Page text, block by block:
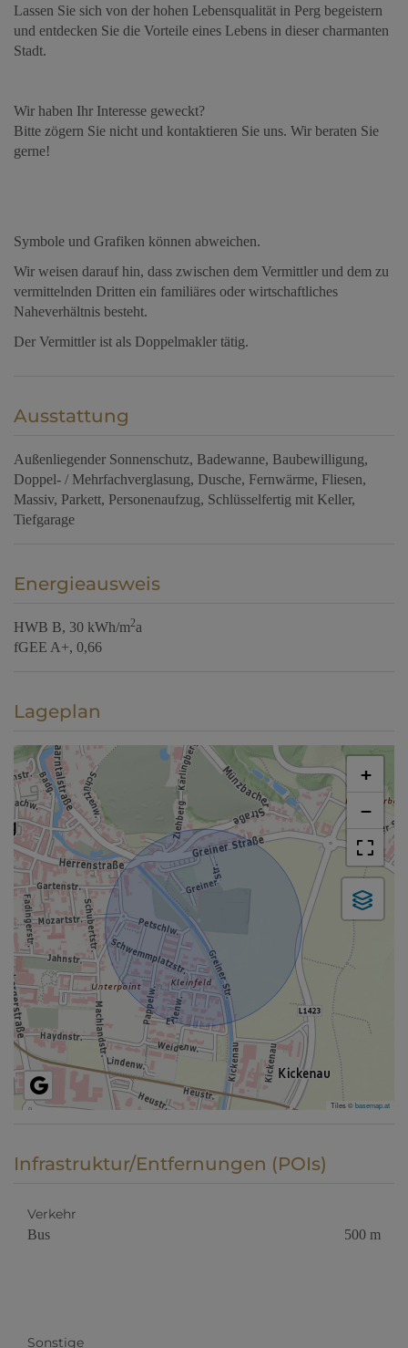
Lassen Sie sich von der hohen Lebensqualität in Perg begeistern
und entdecken Sie die Vorteile eines Lebens in dieser charmanten
Stadt.
Wir haben Ihr Interesse geweckt?
Bitte zögern Sie nicht und kontaktieren Sie uns. Wir beraten Sie
gerne!
Symbole und Grafiken können abweichen.
Wir weisen darauf hin, dass zwischen dem Vermittler und dem zu
vermittelnden Dritten ein familiäres oder wirtschaftliches
Naheverhältnis besteht.
Der Vermittler ist als Doppelmakler tätig.
Ausstattung
Außenliegender Sonnenschutz Badewanne Baubewilligung
Doppel- / Mehrfachverglasung Dusche Fernwärme Fliesen
Massiv Parkett Personenaufzug Schlüsselfertig mit Keller
Tiefgarage
Energieausweis
HWB B, 30 kWh/m2a
fGEE A+, 0,66
Lageplan
+
−
Tiles ©basemap.at
Infrastruktur/Entfernungen (POIs)
Verkehr
Bus 500 m
Sonstige